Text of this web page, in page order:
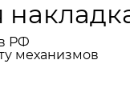
РФ
механизмов